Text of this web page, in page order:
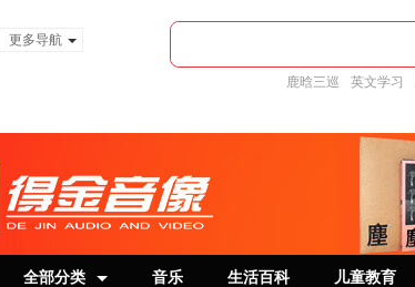
更多导航
鹿晗三巡 英文学习
全部分类 音乐 生活百科 儿童教育